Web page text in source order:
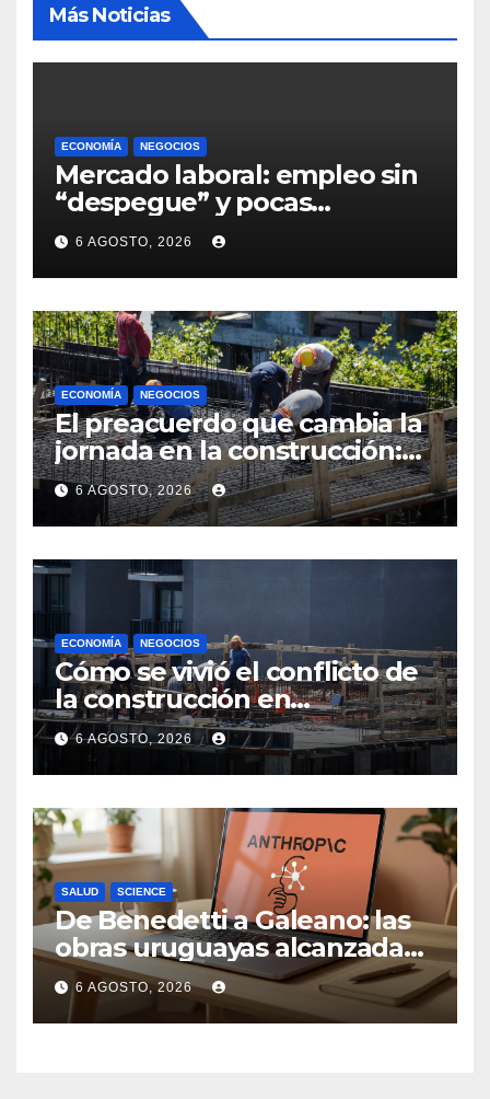
Más Noticias
ECONOMÍA NEGOCIOS
Mercado laboral: empleo sin
“despegue” y pocas
expectativas empresariales
sobre aumento de personal
6 AGOSTO, 2026
ECONOMÍA NEGOCIOS
El preacuerdo que cambia la
jornada en la construcción:
menos horas, subas reales y
convenio hasta 2031
6 AGOSTO, 2026
ECONOMÍA NEGOCIOS
Cómo se vivió el conflicto de
la construcción en
Maldonado, un
departamento donde el
sector tiene sus
particularidades
6 AGOSTO, 2026
SALUD SCIENCE
De Benedetti a Galeano: las
obras uruguayas alcanzadas
por la demanda colectiva de
US$ 1.500 millones contra
Anthropic
6 AGOSTO, 2026